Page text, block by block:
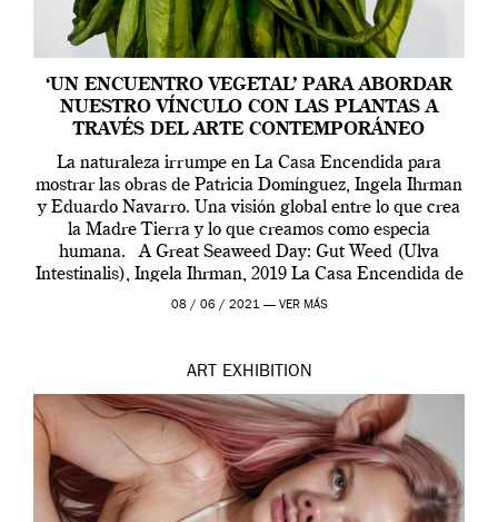
‘UN ENCUENTRO VEGETAL’ PARA ABORDAR
NUESTRO VÍNCULO CON LAS PLANTAS A
TRAVÉS DEL ARTE CONTEMPORÁNEO
La naturaleza irrumpe en La Casa Encendida para
mostrar las obras de Patricia Domínguez, Ingela Ihrman
y Eduardo Navarro. Una visión global entre lo que crea
la Madre Tierra y lo que creamos como especia
humana. A Great Seaweed Day: Gut Weed (Ulva
Intestinalis), Ingela Ihrman, 2019 La Casa Encendida de
Madrid y la Wellcome […]
08 / 06 / 2021 — VER MÁS
ART EXHIBITION